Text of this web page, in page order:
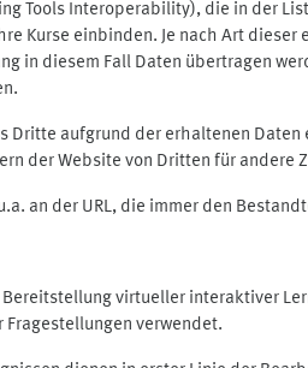
Tools Interoperability), die in der
Kurse einbinden. Je nach Art
in diesem Fall Daten übertragen
Dritte aufgrund der erhaltenen
der Website von Dritten für
an der URL, die immer den
virtueller interaktiver
verwendet.